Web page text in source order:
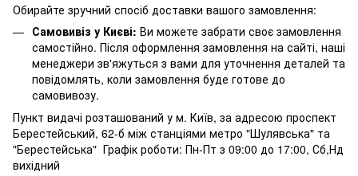
Обирайте зручний спосіб доставки вашого замовлення:
Самовивіз у Києві: Ви можете забрати своє замовлення
самостійно. Після оформлення замовлення на сайті, наші
менеджери зв'яжуться з вами для уточнення деталей та
повідомлять, коли замовлення буде готове до
самовивозу.
Пункт видачі розташований у м. Київ, за адресою проспект
Берестейський, 62-б між станціями метро "Шулявська" та
"Берестейська" Графік роботи: Пн-Пт з 09:00 до 17:00, Сб,Нд
вихідний